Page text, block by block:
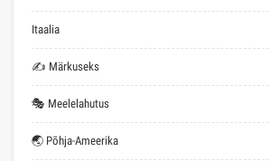
Itaalia
✍ Märkuseks
🎭 Meelelahutus
🌏 Põhja-Ameerika